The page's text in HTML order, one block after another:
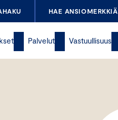
HAE ANSIOMERKKIÄ
Palvelut Vastuullisuus